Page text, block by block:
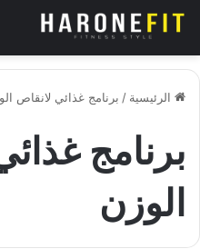
الرئيسية / برنامج غذائي لانقاص
برنامج
الوزن